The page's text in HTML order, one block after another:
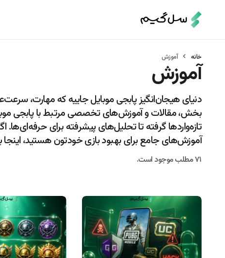
خانه آموزش
آموزش
دنیای هیجان‌انگیز پابجی موبایل جاییه که مهارت،
بخش، مقالات و آموزش‌های تخصصی مرتبط با پابجی
تازه‌واردها گرفته تا تحلیل‌های پیشرفته برای حرفه‌ای‌ها.
آموزش‌های جامع برای بهبود بازی خودتون هستید، اینجا
۷۱ مطلب موجود است.